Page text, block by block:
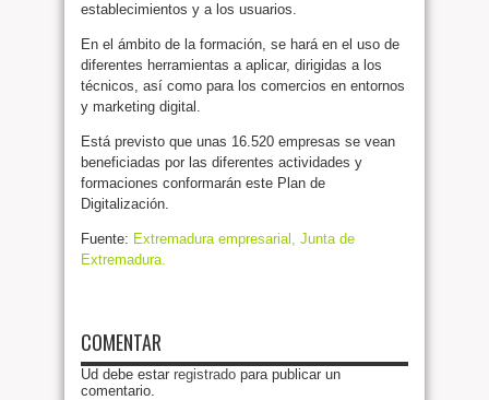
establecimientos y a los usuarios.
En el ámbito de la formación, se hará en el uso de
diferentes herramientas a aplicar, dirigidas a los
técnicos, así como para los comercios en entornos
y marketing digital.
Está previsto que unas 16.520 empresas se vean
beneficiadas por las diferentes actividades y
formaciones conformarán este Plan de
Digitalización.
Fuente: Extremadura empresarial, Junta de
Extremadura.
COMENTAR
Ud debe estar registrado para publicar un
comentario.